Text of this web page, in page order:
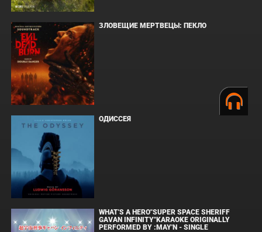
ЗЛОВЕЩИЕ МЕРТВЕЦЫ: ПЕКЛО
ОДИССЕЯ
WHAT'S A HERO"SUPER SPACE SHERIFF
GAVAN INFINITY"KARAOKE ORIGINALLY
PERFORMED BY :MAY'N - SINGLE